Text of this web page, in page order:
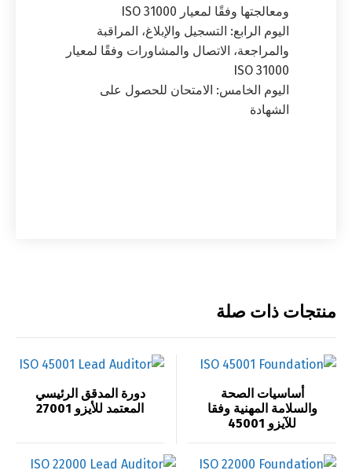
ومعالجتها وفقًا لمعيار ISO 31000
اليوم الرابع: التسجيل والإبلاغ، المراقبة
والمراجعة، الاتصال والمشاورات وفقًا لمعيار
ISO 31000
اليوم الخامس: الامتحان للحصول على
الشهادة
منتجات ذات صلة
أساسيات الصحة
والسلامة المهنية وفقا
للآيزو 45001
دورة المدقق الرئيسي
المعتمد للأيزو 27001